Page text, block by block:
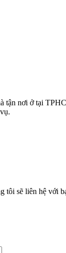
nơi ở tại
tôi sẽ liên hệ với